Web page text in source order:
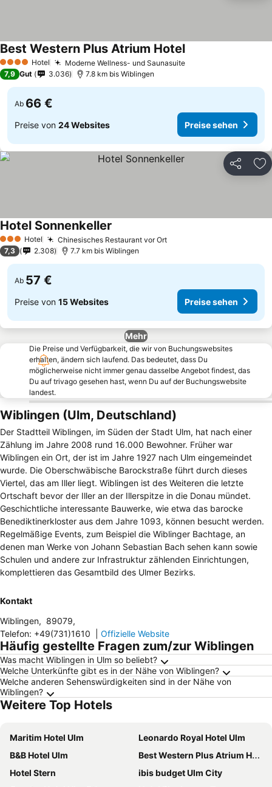
4 Sterne Hotel Moderne Wellness- und SaunasuitePreise sehen
Best Western Plus Atrium HotelPreise sehen
7,9 Gut 3.036 7.8 km bis Wiblingen
Ab 66 €
Preise von 24 Websites Preise sehen
Teilen
3 SterneHotel Chinesisches Restaurant vor OrtPreise sehen
Hotel Sonnenkeller
7,3 2.308 7.7 km bis Wiblingen
Ab 57 €
Preise von 15 Websites Preise sehen
Mehr
Die Preise und Verfügbarkeit, die wir von Buchungswebsites
erhalten, ändern sich laufend. Das bedeutet, dass Du
möglicherweise nicht immer genau dasselbe Angebot findest, das
Du auf trivago gesehen hast, wenn Du auf der Buchungswebsite
landest.
Wiblingen (Ulm, Deutschland)
Der Stadtteil Wiblingen, im Süden der Stadt Ulm, hat nach einer
Zählung im Jahre 2008 rund 16.000 Bewohner. Früher war
Wiblingen ein Ort, der ist im Jahre 1927 nach Ulm eingemeindet
wurde. Die Oberschwäbische Barockstraße führt durch dieses
Viertel, das am Iller liegt. Wiblingen ist des Weiteren die letzte
Ortschaft bevor der Iller an der Illerspitze in die Donau mündet.
Geschichtliche interessante Bauwerke, wie etwa das barocke
Benediktinerkloster aus dem Jahre 1093, können besucht werden.
Regelmäßige Events, zum Beispiel die Wiblinger Bachtage, an
denen man Werke von Johann Sebastian Bach sehen kann sowie
Schulen und andere zur Infrastruktur zählenden Einrichtungen,
komplettieren das Gesamtbild des Ulmer Bezirks.
Kontakt
Wiblingen, 89079,
Telefon: +49(731)1610 Offizielle Website
Häufig gestellte Fragen zum/zur Wiblingen
Was macht Wiblingen in Ulm so beliebt?
Welche Unterkünfte gibt es in der Nähe von Wiblingen?
Welche anderen Sehenswürdigkeiten sind in der Nähe von
Wiblingen?
Weitere Top Hotels
Maritim Hotel Ulm
Leonardo Royal Hotel Ulm
B&B Hotel Ulm
Best Western Plus Atrium Hotel
Hotel Stern
ibis budget Ulm City